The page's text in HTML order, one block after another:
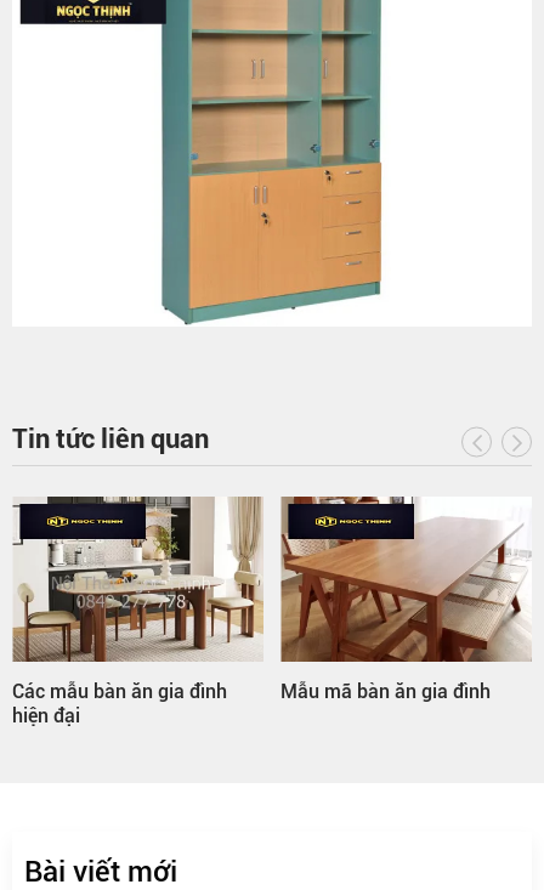
Tin tức liên quan
Các mẫu bàn ăn gia đình
hiện đại
Mẫu mã bàn ăn gia đình
Bài viết mới